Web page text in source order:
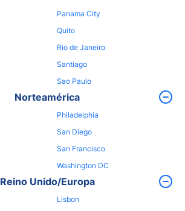
Panama City
Quito
Rio de Janeiro
Santiago
Sao Paulo
Norteamérica
Philadelphia
San Diego
San Francisco
Washington DC
Reino Unido/Europa
Lisbon